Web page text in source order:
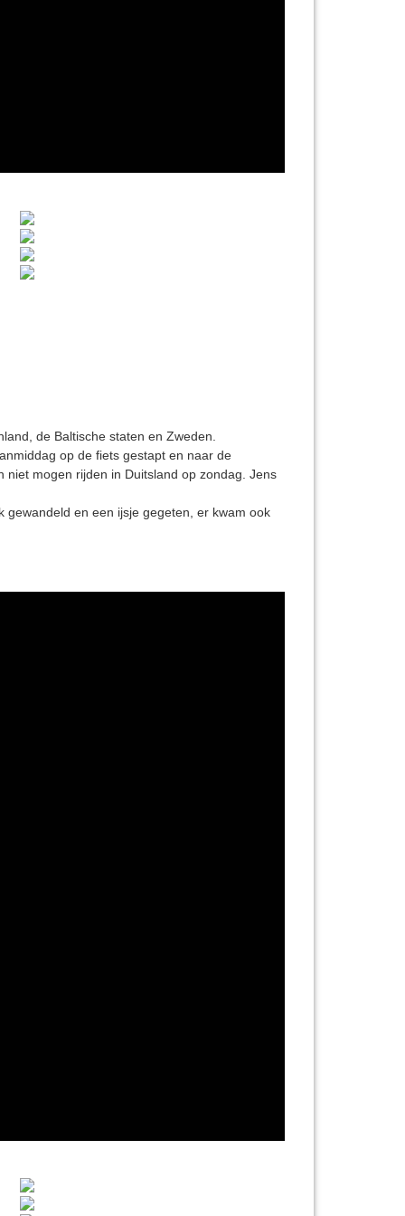
de Baltische staten en Zweden.
op de fiets gestapt en naar de
mogen rijden in Duitsland op zondag. Jens
gewandeld en een ijsje gegeten, er kwam ook